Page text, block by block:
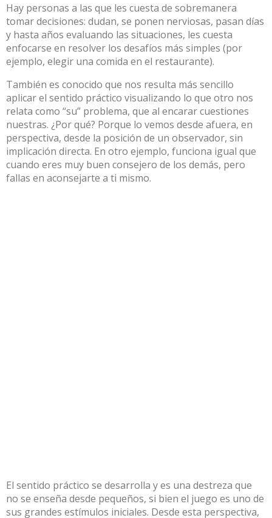
Hay personas a las que les cuesta de sobremanera
tomar decisiones: dudan, se ponen nerviosas, pasan días
y hasta años evaluando las situaciones, les cuesta
enfocarse en resolver los desafíos más simples (por
ejemplo, elegir una comida en el restaurante).
También es conocido que nos resulta más sencillo
aplicar el sentido práctico visualizando lo que otro nos
relata como “su” problema, que al encarar cuestiones
nuestras. ¿Por qué? Porque lo vemos desde afuera, en
perspectiva, desde la posición de un observador, sin
implicación directa. En otro ejemplo, funciona igual que
cuando eres muy buen consejero de los demás, pero
fallas en aconsejarte a ti mismo.
El sentido práctico se desarrolla y es una destreza que
no se enseña desde pequeños, si bien el juego es uno de
sus grandes estímulos iniciales. Desde esta perspectiva,